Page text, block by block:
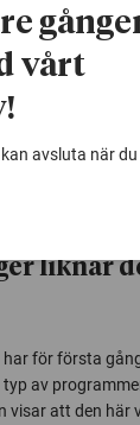
liknar
har för första
av
visar att den här
vårt
avsluta när du